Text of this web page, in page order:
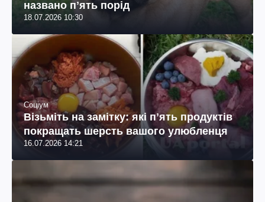
названо пʼять порід
18.07.2026 10:30
Соціум
Візьміть на замітку: які пʼять продуктів
покращать шерсть вашого улюбленця
16.07.2026 14:21